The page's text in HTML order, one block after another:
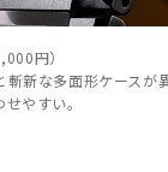
円）
新な多面形ケースが
やすい。